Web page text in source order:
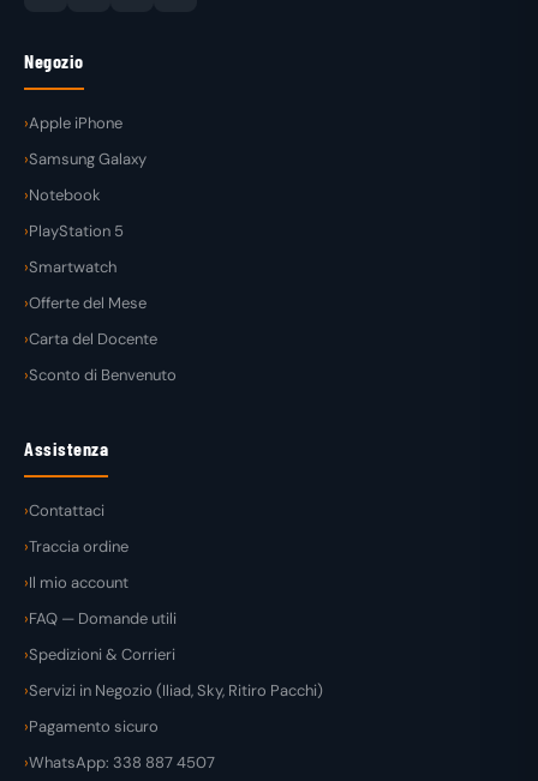
Negozio
Apple iPhone
Samsung Galaxy
Notebook
PlayStation 5
Smartwatch
Offerte del Mese
Carta del Docente
Sconto di Benvenuto
Assistenza
Contattaci
Traccia ordine
Il mio account
FAQ — Domande utili
Spedizioni & Corrieri
Servizi in Negozio (Iliad, Sky, Ritiro Pacchi)
Pagamento sicuro
WhatsApp: 338 887 4507